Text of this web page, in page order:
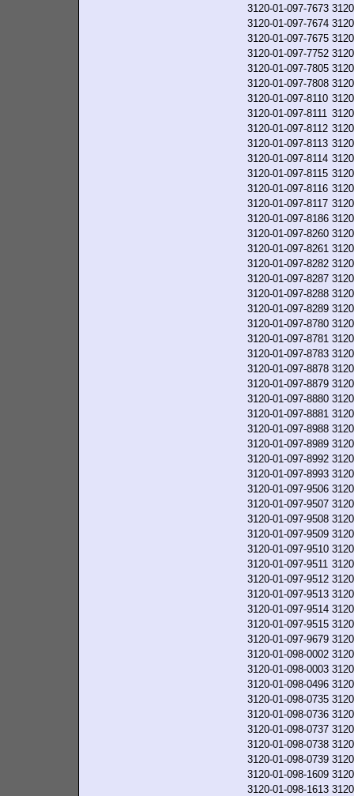
3120-01-097-7673
3120-01-097-7674
3120-01-097-7675
3120-01-097-7752
3120-01-097-7805
3120-01-097-7808
3120-01-097-8110
3120-01-097-8111
3120-01-097-8112
3120-01-097-8113
3120-01-097-8114
3120-01-097-8115
3120-01-097-8116
3120-01-097-8117
3120-01-097-8186
3120-01-097-8260
3120-01-097-8261
3120-01-097-8282
3120-01-097-8287
3120-01-097-8288
3120-01-097-8289
3120-01-097-8780
3120-01-097-8781
3120-01-097-8783
3120-01-097-8878
3120-01-097-8879
3120-01-097-8880
3120-01-097-8881
3120-01-097-8988
3120-01-097-8989
3120-01-097-8992
3120-01-097-8993
3120-01-097-9506
3120-01-097-9507
3120-01-097-9508
3120-01-097-9509
3120-01-097-9510
3120-01-097-9511
3120-01-097-9512
3120-01-097-9513
3120-01-097-9514
3120-01-097-9515
3120-01-097-9679
3120-01-098-0002
3120-01-098-0003
3120-01-098-0496
3120-01-098-0735
3120-01-098-0736
3120-01-098-0737
3120-01-098-0738
3120-01-098-0739
3120-01-098-1609
3120-01-098-1613